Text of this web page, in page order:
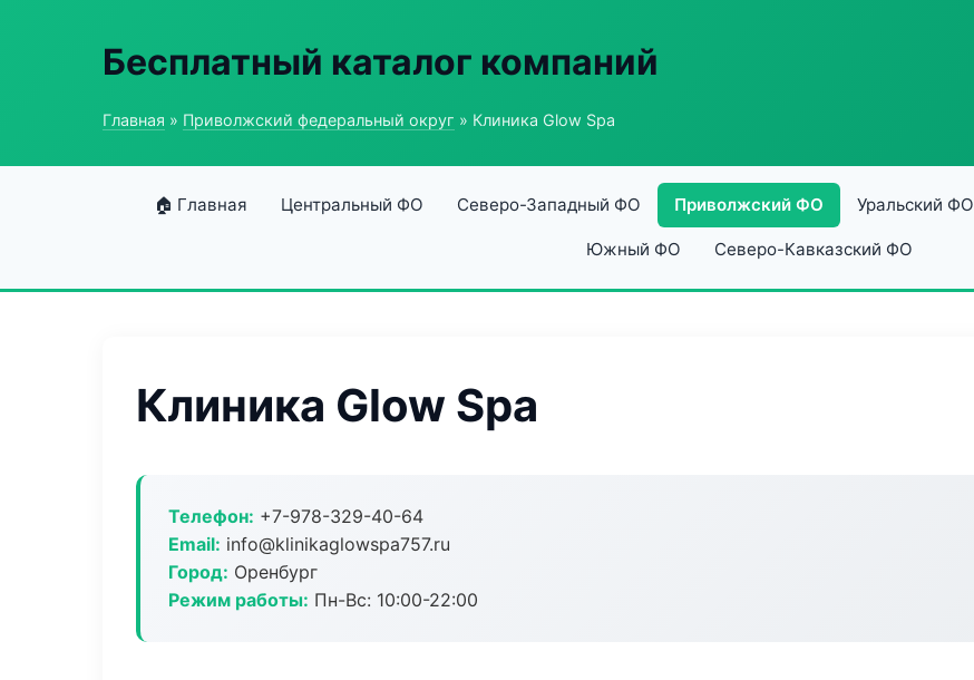
Бесплатный каталог компаний
Главная » Приволжский федеральный округ » Клиника Glow Spa
🏠 Главная Центральный ФО Северо-Западный ФО Приволжский ФО Уральский ФО
Южный ФО Северо-Кавказский ФО
Клиника Glow Spa
Телефон: +7-978-329-40-64
Email: info@klinikaglowspa757.ru
Город: Оренбург
Режим работы: Пн-Вс: 10:00-22:00